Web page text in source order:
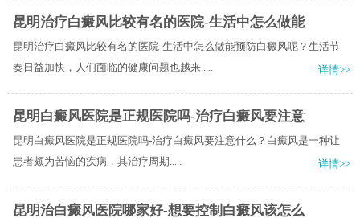
昆明治疗白癜风比较有名的医院-生活中怎么做能
昆明治疗白癜风比较有名的医院-生活中怎么做能预防白癜风呢？生活节
奏日益加快，人们面临的健康问题也越来.....
详情>>
昆明白癜风医院是正规医院吗-治疗白癜风要注意
昆明白癜风医院是正规医院吗-治疗白癜风要注意什么？​白癜风是一种让
患者颇为苦恼的疾病，其治疗周期.....
详情>>
昆明治白癜风医院哪家好-想要控制白癜风该怎么